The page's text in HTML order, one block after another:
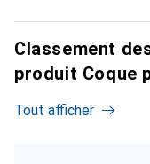
Classement
produit Coque
Tout afficher